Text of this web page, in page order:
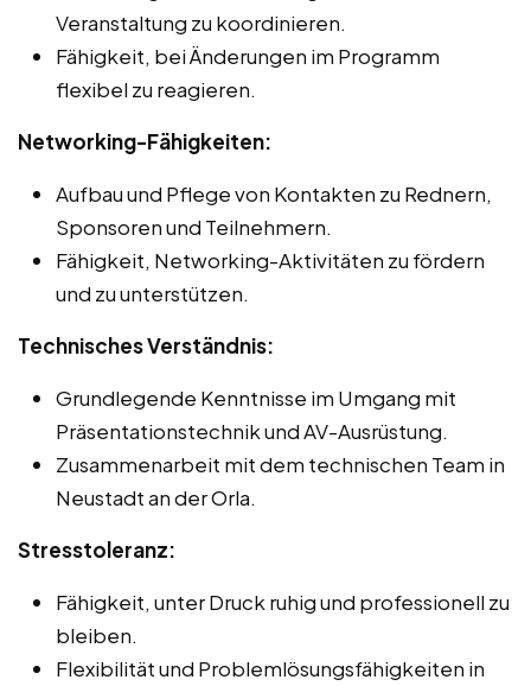
Veranstaltung zu koordinieren.
Fähigkeit, bei Änderungen im Programm
flexibel zu reagieren.
Networking-Fähigkeiten:
Aufbau und Pflege von Kontakten zu Rednern,
Sponsoren und Teilnehmern.
Fähigkeit, Networking-Aktivitäten zu fördern
und zu unterstützen.
Technisches Verständnis:
Grundlegende Kenntnisse im Umgang mit
Präsentationstechnik und AV-Ausrüstung.
Zusammenarbeit mit dem technischen Team in
Neustadt an der Orla.
Stresstoleranz:
Fähigkeit, unter Druck ruhig und professionell zu
bleiben.
Flexibilität und Problemlösungsfähigkeiten in